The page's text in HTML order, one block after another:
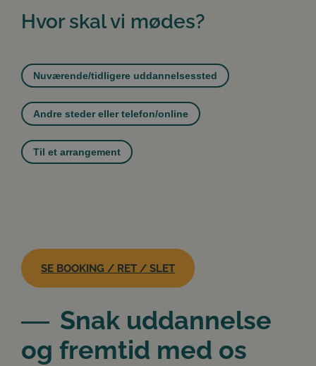
Hvor skal vi mødes?
Nuværende/tidligere uddannelsessted
Andre steder eller telefon/online
Til et arrangement
SE BOOKING / RET / SLET
Snak uddannelse
og fremtid med os